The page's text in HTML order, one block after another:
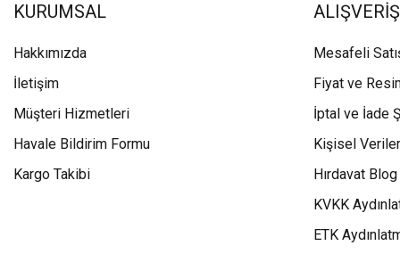
KURUMSAL
Hakkımızda
İletişim
Müşteri Hizmetleri
Havale Bildirim Formu
Kargo Takibi
ALIŞVERİŞ
Mesafeli
Fiyat ve
İptal ve İade
Kişisel
Hırdavat Blog
KVKK
ETK